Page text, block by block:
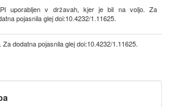
uporabljen v državah, kjer je bil na voljo. Za
pojasnila glej doi:10.4232/1.11625.
Za dodatna pojasnila glej doi:10.4232/1.11625.